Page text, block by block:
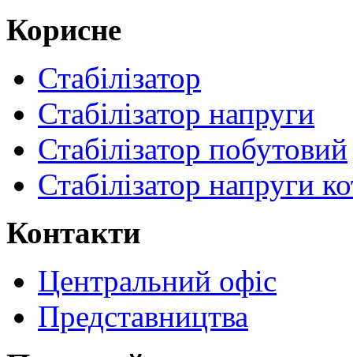
Корисне
Стабілізатор
Стабілізатор напруги
Стабілізатор побутовий
Стабілізатор напруги
Контакти
Центральний офіс
Представництва